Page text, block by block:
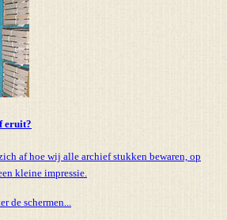
eruit?
af hoe wij alle archief stukken bewaren, op
kleine impressie.
de schermen...